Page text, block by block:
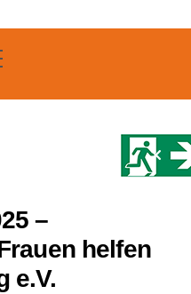
Menu
–
helfen
e.V.